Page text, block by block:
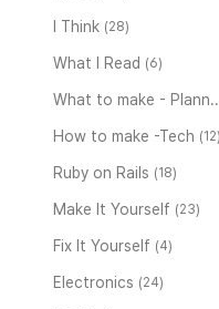
I Think (28)
What I Read (6)
What to make - Plann..
How to make -Tech (12)
Ruby on Rails (18)
Make It Yourself (23)
Fix It Yourself (4)
Electronics (24)